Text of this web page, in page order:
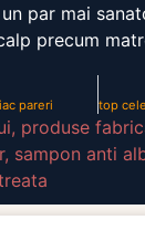
par mai
precum
pareri
, produse
, sampon anti